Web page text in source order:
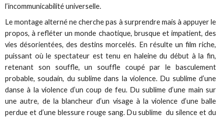
l’incommunicabilité universelle.
Le montage alterné ne cherche pas à surprendre mais à appuyer le
propos, à refléter un monde chaotique, brusque et impatient, des
vies désorientées, des destins morcelés. En résulte un film riche,
puissant où le spectateur est tenu en haleine du début à la fin,
retenant son souffle, un souffle coupé par le basculement
probable, soudain, du sublime dans la violence. Du sublime d’une
danse à la violence d’un coup de feu. Du sublime d’une main sur
une autre, de la blancheur d’un visage à la violence d’une balle
perdue et d’une blessure rouge sang. Du sublime du silence et du